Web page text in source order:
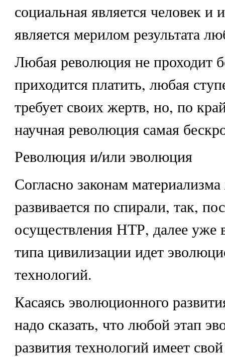
социальная является человек и
является мерилом результата
Любая революция не проходит
приходится платить, любая
требует своих жертв, но, по
научная революция самая
Революция и/или эволюция
Согласно законам
развивается по спирали, так,
осуществления НТР, далее уже
типа цивилизации идет
технологий.
Касаясь эволюционного
надо сказать, что любой этап
развития технологий имеет